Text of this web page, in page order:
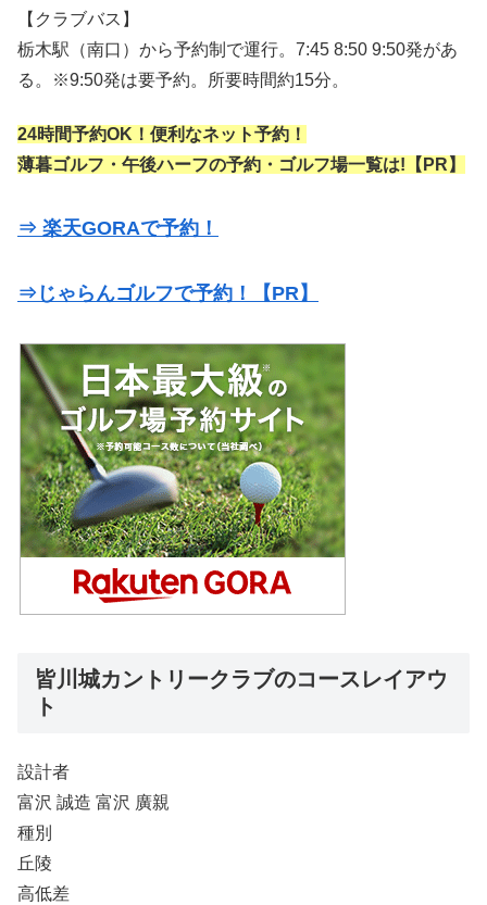
【クラブバス】
栃木駅（南口）から予約制で運行。7:45 8:50 9:50発があ
る。※9:50発は要予約。所要時間約15分。
24時間予約OK！便利なネット予約！
薄暮ゴルフ・午後ハーフの予約・ゴルフ場一覧は!【PR】
⇒ 楽天GORAで予約！
⇒じゃらんゴルフで予約！【PR】
皆川城カントリークラブのコースレイアウ
ト
設計者
富沢 誠造 富沢 廣親
種別
丘陵
高低差